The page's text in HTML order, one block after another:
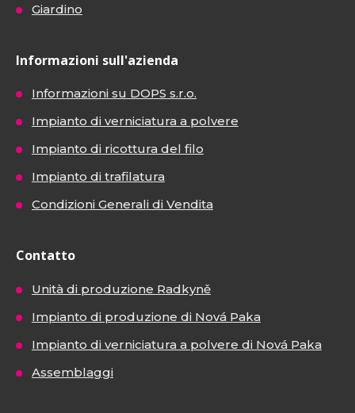
Giardino
Informazioni sull'azienda
Informazioni su DOPS s.r.o.
Impianto di verniciatura a polvere
Impianto di ricottura del filo
Impianto di trafilatura
Condizioni Generali di Vendita
Contatto
Unità di produzione Radkyně
Impianto di produzione di Nová Paka
Impianto di verniciatura a polvere di Nová Paka
Assemblaggi